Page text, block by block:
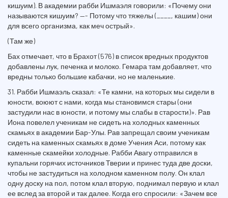
кишуим). В академии рабби Ишмаэля говорили: «Почему они
называются кишуим? —- Потому что тяжелы (____, кашим) они
для всего организма, как меч острый».
(Там же)
Бах отмечает, что в Брахот (576) в список вредных продуктов
добавлены лук, печенка и молоко. Гемара там добавляет, что
вредны только большие кабачки, но не маленькие.
31. Рабби Ишмаэль сказал: «Те камни, на которых мы сидели в
юности, воюют с нами, когда мы становимся стары (они
застудили нас в юности, и потому мы слабы в старости)». Рав
Иона повелел ученикам не сидеть на холодных каменных
скамьях в академии Бар-Улы. Рав запрещал своим ученикам
сидеть на каменных скамьях в доме Учения Аси, потому как
каменные скамейки холодные. Рабби Авагу отправился в
купальни горячих источников Тверии и принес туда две доски,
чтобы не застудиться на холодном каменном полу. Он клал
одну доску на пол, потом клал вторую, поднимал первую и клал
ее вслед за второй и так далее. Когда его спросили: «Зачем все